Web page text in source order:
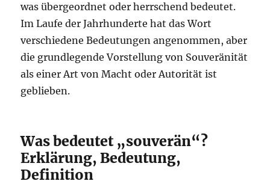
was übergeordnet oder herrschend bedeutet.
Im Laufe der Jahrhunderte hat das Wort
verschiedene Bedeutungen angenommen, aber
die grundlegende Vorstellung von Souveränität
als einer Art von Macht oder Autorität ist
geblieben.
Was bedeutet „souverän“?
Erklärung, Bedeutung,
Definition